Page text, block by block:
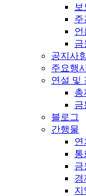
주
언
금
공지사
주요행
연설 및
총
금
블로그
간행물
연
통
금
경
지